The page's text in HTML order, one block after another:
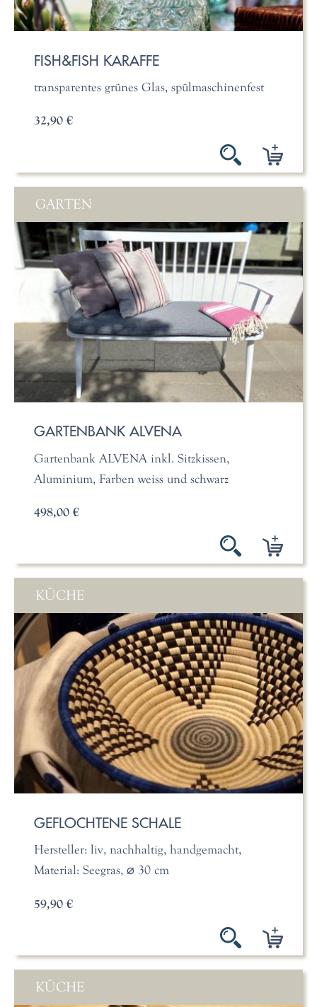
FISH&FISH KARAFFE
transparentes grünes Glas, spülmaschinenfest
32,90 €
GARTEN
GARTENBANK ALVENA
Gartenbank ALVENA inkl. Sitzkissen,
Aluminium, Farben weiss und schwarz
498,00 €
KÜCHE
GEFLOCHTENE SCHALE
Hersteller: liv, nachhaltig, handgemacht,
Material: Seegras, ⌀ 30 cm
59,90 €
KÜCHE